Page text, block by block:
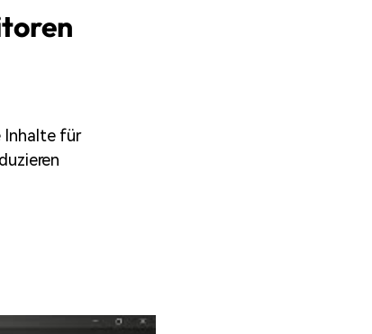
Inhalte für